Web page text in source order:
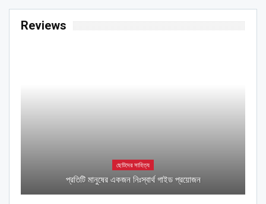
Reviews
ছোটদের সাহিত্য
প্রতিটি মানুষের একজন নিঃস্বার্থ গাইড প্রয়োজন